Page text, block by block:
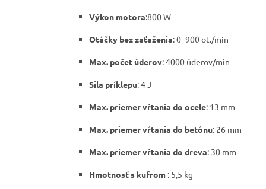
Výkon motora:800 W
Otáčky bez zaťaženia: 0–900 ot./min
Max. počet úderov: 4000 úderov/min
Sila príklepu: 4 J
Max. priemer vŕtania do ocele: 13 mm
Max. priemer vŕtania do betónu: 26 mm
Max. priemer vŕtania do dreva: 30 mm
Hmotnosť s kufrom : 5,5 kg